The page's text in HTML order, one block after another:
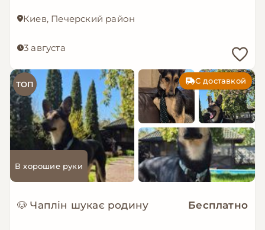
Киев, Печерский район
3 августа
ТОП С доставкой
В хорошие руки
🐶 Чаплін шукає родину Бесплатно